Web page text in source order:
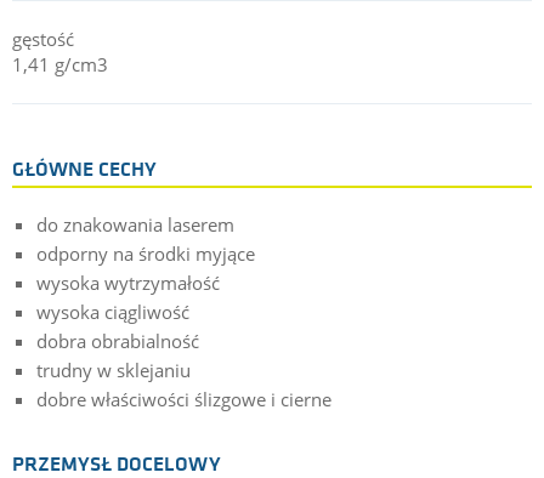
gęstość
1,41 g/cm3
GŁÓWNE CECHY
do znakowania laserem
odporny na środki myjące
wysoka wytrzymałość
wysoka ciągliwość
dobra obrabialność
trudny w sklejaniu
dobre właściwości ślizgowe i cierne
PRZEMYSŁ DOCELOWY